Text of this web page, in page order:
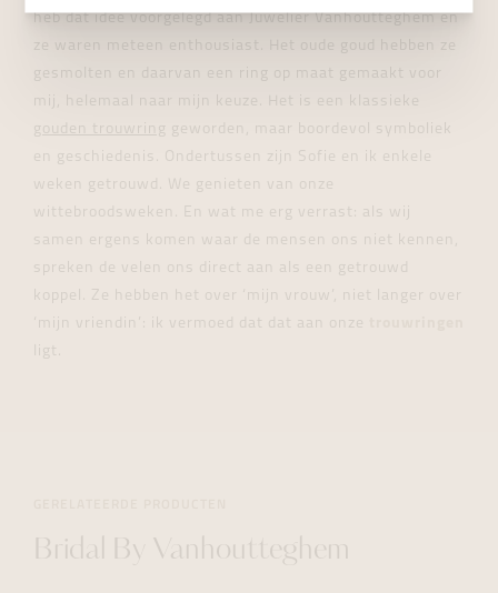
heb dat idee voorgelegd aan Juwelier Vanhoutteghem en
ze waren meteen enthousiast. Het oude goud hebben ze
gesmolten en daarvan een ring op maat gemaakt voor
mij, helemaal naar mijn keuze. Het is een klassieke
gouden trouwring geworden, maar boordevol symboliek
en geschiedenis. Ondertussen zijn Sofie en ik enkele
weken getrouwd. We genieten van onze
wittebroodsweken. En wat me erg verrast: als wij
samen ergens komen waar de mensen ons niet kennen,
spreken de velen ons direct aan als een getrouwd
koppel. Ze hebben het over ‘mijn vrouw’, niet langer over
‘mijn vriendin’: ik vermoed dat dat aan onze
ligt.
Bridal By Vanhoutteghem